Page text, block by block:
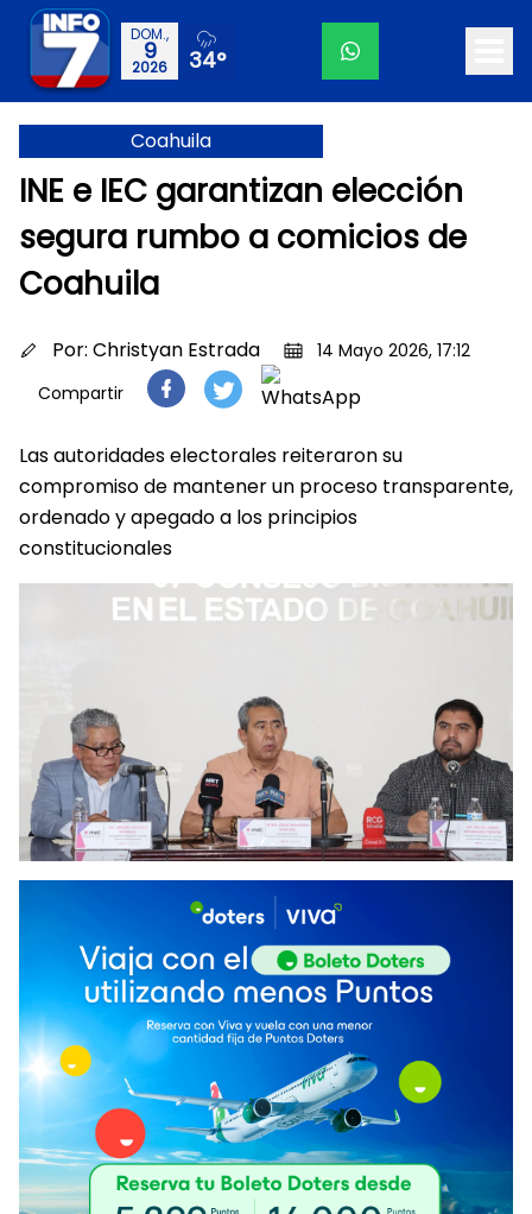
DOM.,
9
2026 34°
Coahuila
INE e IEC garantizan elección
segura rumbo a comicios de
Coahuila
Por: Christyan Estrada
14 Mayo 2026, 17:12
Compartir
Las autoridades electorales reiteraron su
compromiso de mantener un proceso transparente,
ordenado y apegado a los principios
constitucionales